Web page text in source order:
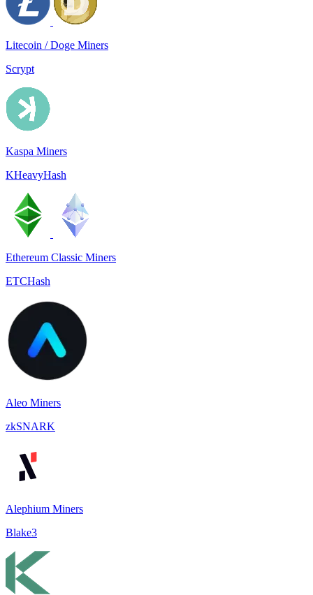
Litecoin / Doge Miners
Scrypt
Kaspa Miners
KHeavyHash
Ethereum Classic Miners
ETCHash
Aleo Miners
zkSNARK
Alephium Miners
Blake3